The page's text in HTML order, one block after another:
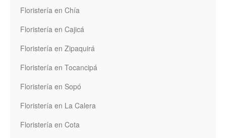
Floristería en Chía
Floristería en Cajicá
Floristería en Zipaquirá
Floristería en Tocancipá
Floristería en Sopó
Floristería en La Calera
Floristería en Cota